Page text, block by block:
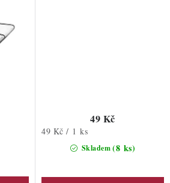
Skladem(8 ks)
49 Kč
Měrná
49 Kč / 1 ks